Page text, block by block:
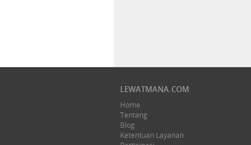
LEWATMANA.COM
Home
Tentang
Blog
Ketentuan Layanan